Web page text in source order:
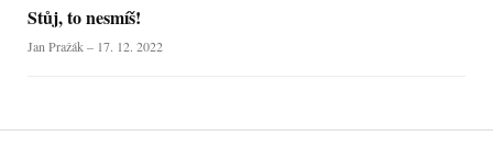
Stůj, to nesmíš!
Jan Pražák – 17. 12. 2022